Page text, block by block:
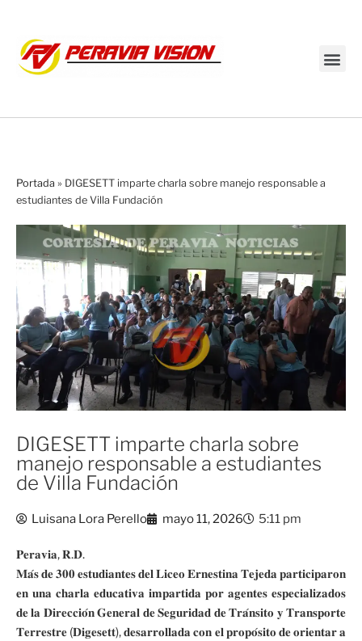
Portada » DIGESETT imparte charla sobre manejo responsable a
estudiantes de Villa Fundación
DIGESETT imparte charla sobre
manejo responsable a estudiantes
de Villa Fundación
Luisana Lora Perello mayo 11, 2026 5:11 pm
𝐏𝐞𝐫𝐚𝐯𝐢𝐚, 𝐑.𝐃.
𝐌𝐚́𝐬 𝐝𝐞 𝟑𝟎𝟎 𝐞𝐬𝐭𝐮𝐝𝐢𝐚𝐧𝐭𝐞𝐬 𝐝𝐞𝐥 𝐋𝐢𝐜𝐞𝐨 𝐄𝐫𝐧𝐞𝐬𝐭𝐢𝐧𝐚 𝐓𝐞𝐣𝐞𝐝𝐚 𝐩𝐚𝐫𝐭𝐢𝐜𝐢𝐩𝐚𝐫𝐨𝐧
𝐞𝐧 𝐮𝐧𝐚 𝐜𝐡𝐚𝐫𝐥𝐚 𝐞𝐝𝐮𝐜𝐚𝐭𝐢𝐯𝐚 𝐢𝐦𝐩𝐚𝐫𝐭𝐢𝐝𝐚 𝐩𝐨𝐫 𝐚𝐠𝐞𝐧𝐭𝐞𝐬 𝐞𝐬𝐩𝐞𝐜𝐢𝐚𝐥𝐢𝐳𝐚𝐝𝐨𝐬
𝐝𝐞 𝐥𝐚 𝐃𝐢𝐫𝐞𝐜𝐜𝐢𝐨́𝐧 𝐆𝐞𝐧𝐞𝐫𝐚𝐥 𝐝𝐞 𝐒𝐞𝐠𝐮𝐫𝐢𝐝𝐚𝐝 𝐝𝐞 𝐓𝐫𝐚́𝐧𝐬𝐢𝐭𝐨 𝐲 𝐓𝐫𝐚𝐧𝐬𝐩𝐨𝐫𝐭𝐞
𝐓𝐞𝐫𝐫𝐞𝐬𝐭𝐫𝐞 (𝐃𝐢𝐠𝐞𝐬𝐞𝐭𝐭), 𝐝𝐞𝐬𝐚𝐫𝐫𝐨𝐥𝐥𝐚𝐝𝐚 𝐜𝐨𝐧 𝐞𝐥 𝐩𝐫𝐨𝐩𝐨́𝐬𝐢𝐭𝐨 𝐝𝐞 𝐨𝐫𝐢𝐞𝐧𝐭𝐚𝐫 𝐚